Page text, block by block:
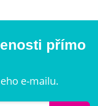
přímo
e-mailu.